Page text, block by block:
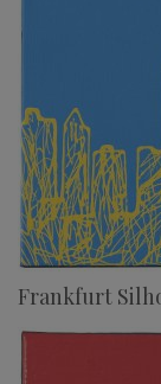
Frankfurt